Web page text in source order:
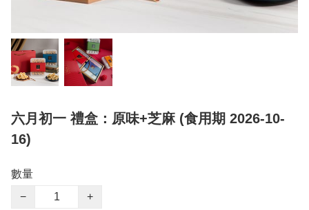
六月初一 禮盒：原味+芝麻 (食用期 2026-10-
16)
數量
−
+